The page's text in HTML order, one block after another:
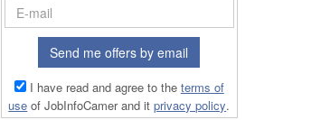
Send me offers by email
I have read and agree to the terms of
use of JobInfoCamer and itprivacy policy.